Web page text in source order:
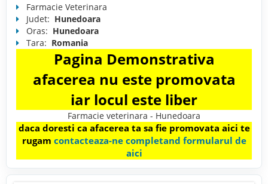
Farmacie Veterinara
Judet: Hunedoara
Oras: Hunedoara
Tara: Romania
Pagina Demonstrativa
afacerea nu este promovata
iar locul este liber
Farmacie veterinara - Hunedoara
daca doresti ca afacerea ta sa fie promovata aici te
rugam contacteaza-ne completand formularul de
aici